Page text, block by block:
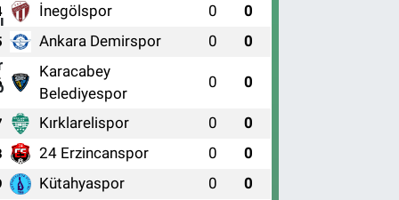
İnegölspor 0 0
Ankara Demirspor 0 0
Karacabey
Belediyespor
0 0
Kırklarelispor 0 0
24 Erzincanspor 0 0
Kütahyaspor 0 0